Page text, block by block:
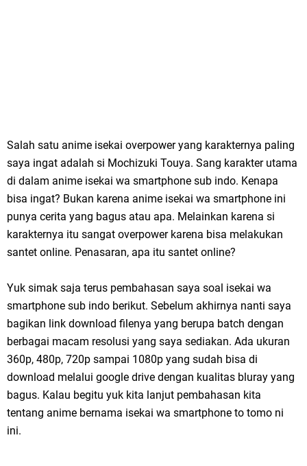
Salah satu anime isekai overpower yang karakternya paling
saya ingat adalah si Mochizuki Touya. Sang karakter utama
di dalam anime isekai wa smartphone sub indo. Kenapa
bisa ingat? Bukan karena anime isekai wa smartphone ini
punya cerita yang bagus atau apa. Melainkan karena si
karakternya itu sangat overpower karena bisa melakukan
santet online. Penasaran, apa itu santet online?
Yuk simak saja terus pembahasan saya soal isekai wa
smartphone sub indo berikut. Sebelum akhirnya nanti saya
bagikan link download filenya yang berupa batch dengan
berbagai macam resolusi yang saya sediakan. Ada ukuran
360p, 480p, 720p sampai 1080p yang sudah bisa di
download melalui google drive dengan kualitas bluray yang
bagus. Kalau begitu yuk kita lanjut pembahasan kita
tentang anime bernama isekai wa smartphone to tomo ni
ini.